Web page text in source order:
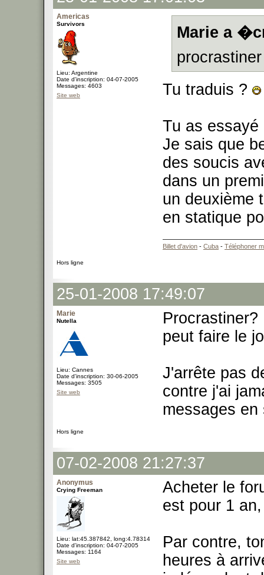
Americas
Survivors
Lieu: Argentine
Date d'inscription: 04-07-2005
Messages: 4603
Site web
Marie a
procrastiner
Tu traduis ?
Tu as essayé
Je sais que
des soucis
dans un
un deuxième
en statique
Billet d'avion - Cuba - Téléphoner
Hors ligne
25-01-2008 17:49:07
Marie
Nutella
Lieu: Cannes
Date d'inscription: 30-06-2005
Messages: 3505
Site web
peut faire le
J'arrête pas
contre j'ai
messages
Hors ligne
07-02-2008 21:27:37
Anonymus
Crying Freeman
Lieu: lat:45.387842, long:4.78314
Date d'inscription: 04-07-2005
Messages: 1164
Site web
Acheter le
est pour 1
Par contre,
heures à